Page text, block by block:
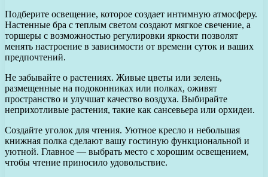
Подберите освещение, которое создает интимную атмосферу.
Настенные бра с теплым светом создают мягкое свечение, а
торшеры с возможностью регулировки яркости позволят
менять настроение в зависимости от времени суток и ваших
предпочтений.
Не забывайте о растениях. Живые цветы или зелень,
размещенные на подоконниках или полках, оживят
пространство и улучшат качество воздуха. Выбирайте
неприхотливые растения, такие как сансевьера или орхидеи.
Создайте уголок для чтения. Уютное кресло и небольшая
книжная полка сделают вашу гостиную функциональной и
уютной. Главное — выбрать место с хорошим освещением,
чтобы чтение приносило удовольствие.